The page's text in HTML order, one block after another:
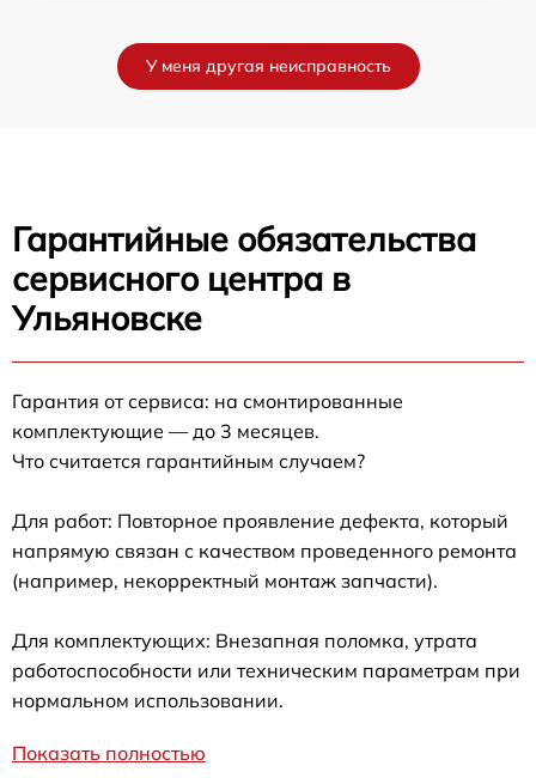
У меня другая неисправность
Гарантийные обязательства
сервисного центра в
Ульяновске
Гарантия от сервиса: на смонтированные
комплектующие — до 3 месяцев.
Что считается гарантийным случаем?
Для работ: Повторное проявление дефекта, который
напрямую связан с качеством проведенного ремонта
(например, некорректный монтаж запчасти).
Для комплектующих: Внезапная поломка, утрата
работоспособности или техническим параметрам при
нормальном использовании.
Показать полностью